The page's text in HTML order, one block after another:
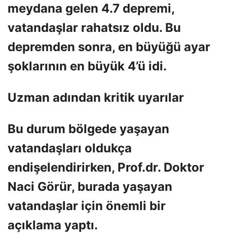
meydana gelen 4.7 depremi,
vatandaşlar rahatsız oldu. Bu
depremden sonra, en büyüğü ayar
şoklarının en büyük 4’ü idi.
Uzman adından kritik uyarılar
Bu durum bölgede yaşayan
vatandaşları oldukça
endişelendirirken, Prof.dr. Doktor
Naci Görür, burada yaşayan
vatandaşlar için önemli bir
açıklama yaptı.